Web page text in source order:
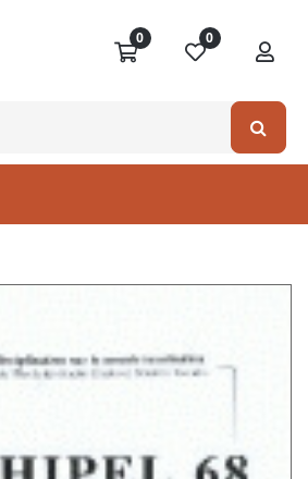
0 0